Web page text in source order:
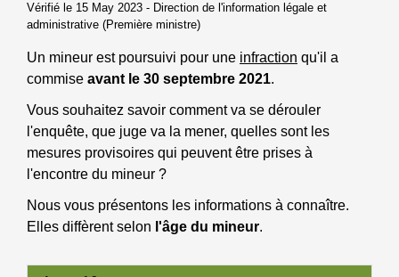
Vérifié le 15 May 2023 - Direction de l'information légale et
administrative (Première ministre)
Un mineur est poursuivi pour une infraction qu'il a
commise avant le 30 septembre 2021.
Vous souhaitez savoir comment va se dérouler
l'enquête, que juge va la mener, quelles sont les
mesures provisoires qui peuvent être prises à
l'encontre du mineur ?
Nous vous présentons les informations à connaître.
Elles diffèrent selon l'âge du mineur.